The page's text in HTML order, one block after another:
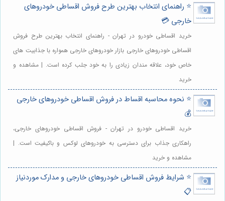
⭐️ راهنمای انتخاب بهترین طرح فروش اقساطی خودروهای
خارجی 💳
خرید اقساطی خودرو در تهران - راهنمای انتخاب بهترین طرح فروش
اقساطی خودروهای خارجی بازار خودروهای خارجی همواره با جذابیت های
خاص خود، علاقه مندان زیادی را به خود جلب کرده است. | مشاهده و
خرید
⭐️ نحوه محاسبه اقساط در فروش اقساطی خودروهای خارجی
💰
خرید اقساطی خودرو در تهران - فروش اقساطی خودروهای خارجی،
راهکاری جذاب برای دسترسی به خودروهای لوکس و باکیفیت است. |
مشاهده و خرید
⭐️ شرایط فروش اقساطی خودروهای خارجی و مدارک موردنیاز
📋